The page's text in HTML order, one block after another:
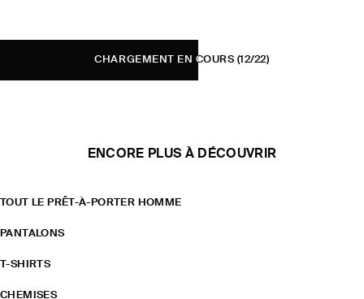
CHARGEMENT EN COURS (12/22)
ENCORE PLUS À DÉCOUVRIR
TOUT LE PRÊT-À-PORTER HOMME
PANTALONS
T-SHIRTS
CHEMISES